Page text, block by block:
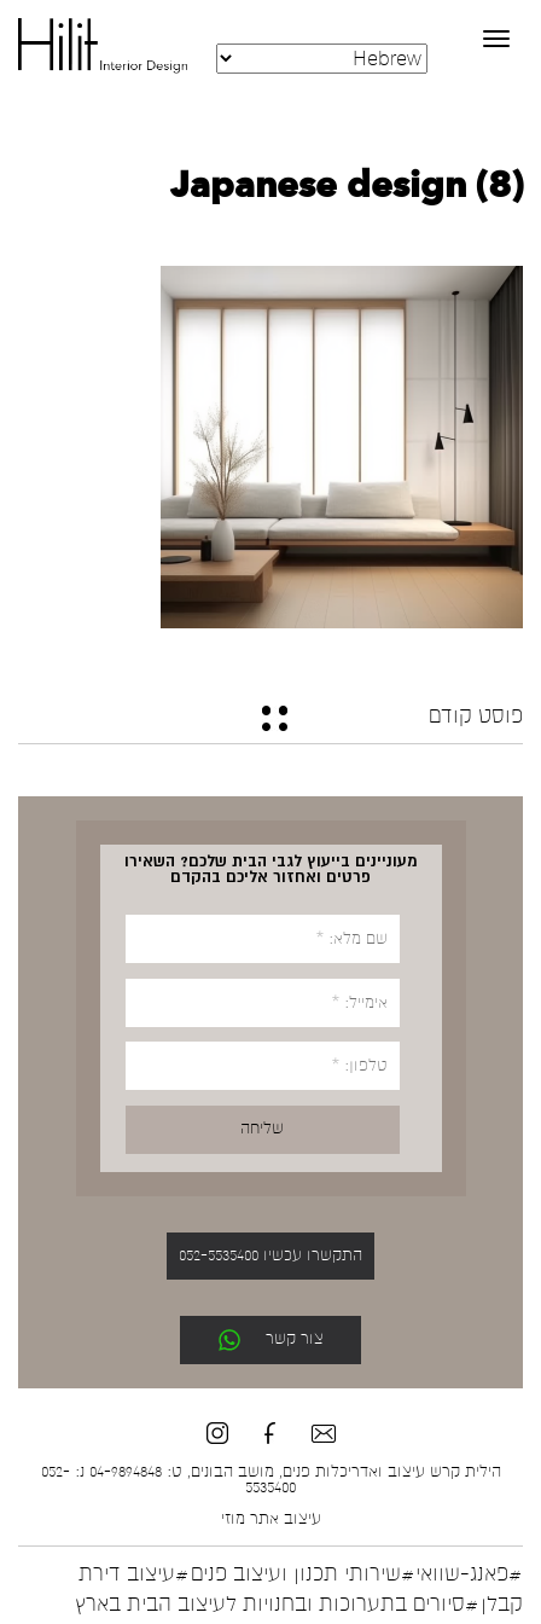
Toggle
navigation
Japanese design (8)
פוסט קודם
מעוניינים בייעוץ לגבי הבית שלכם? השאירו
פרטים ואחזור אליכם בהקדם
התקשרו עכשיו 052-5535400
צור קשר
הילית קרש עיצוב ואדריכלות פנים, מושב הבונים, ט: 04-9894848 נ: 052-
5535400
עיצוב אתר מוזי
#פאנג-שוואי#שירותי תכנון ועיצוב פנים#עיצוב דירת
קבלן #סיורים בתערוכות ובחנויות לעיצוב הבית בארץ